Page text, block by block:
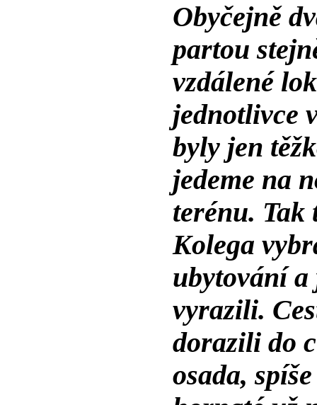
Obyčejně
partou
vzdálené
jednotlivce
byly jen
jedeme na
terénu. Tak
Kolega
ubytování a
vyrazili.
dorazili do
osada,